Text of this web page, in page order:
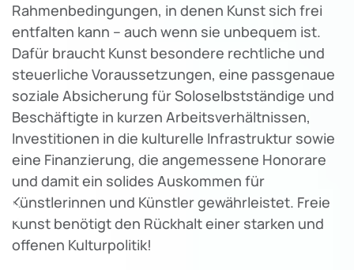
Rahmenbedingungen, in denen Kunst sich frei
entfalten kann – auch wenn sie unbequem ist.
Dafür braucht Kunst besondere rechtliche und
steuerliche Voraussetzungen, eine passgenaue
soziale Absicherung für Soloselbstständige und
Beschäftigte in kurzen Arbeitsverhältnissen,
Investitionen in die kulturelle Infrastruktur sowie
eine Finanzierung, die angemessene Honorare
und damit ein solides Auskommen für
Künstlerinnen und Künstler gewährleistet. Freie
Kunst benötigt den Rückhalt einer starken und
offenen Kulturpolitik!